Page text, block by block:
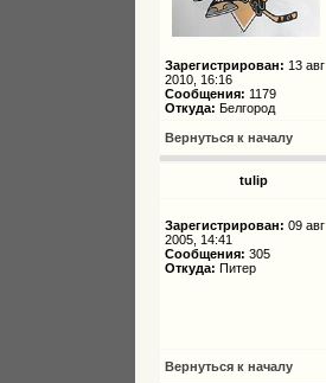
Зарегистрирован: 13 авг
2010, 16:16
Сообщения: 1179
Откуда: Белгород
Вернуться к началу
tulip
Зарегистрирован: 09 авг
2005, 14:41
Сообщения: 305
Откуда: Питер
Вернуться к началу